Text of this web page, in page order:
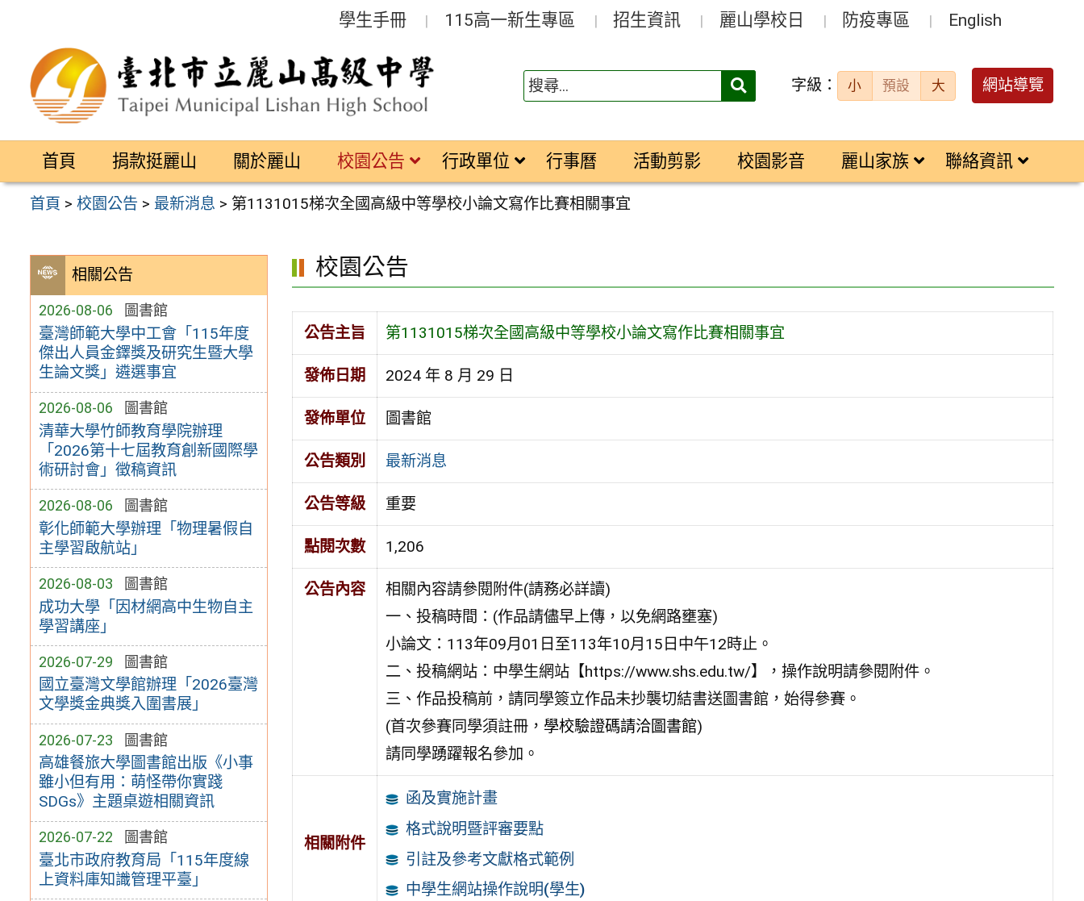
區
學生手冊 115高一新生專區 招生資訊 麗山學校日 防疫專區 English
搜
字級： 小 預設 大 網站導覽
首頁 捐款挺麗山 關於麗山 校園公告 行政單位 行事曆 活動剪影 校園影音 麗山家族 聯絡資訊
首頁 >校園公告 > 最新消息 > 第1131015梯次全國高級中等學校小論文寫作比賽相關事宜
相關公告
2026-08-06 圖書館
臺灣師範大學中工會「115年度
傑出人員金鐸獎及研究生暨大學
生論文獎」遴選事宜
2026-08-06 圖書館
清華大學竹師教育學院辦理
「2026第十七屆教育創新國際學
術研討會」徵稿資訊
2026-08-06 圖書館
彰化師範大學辦理「物理暑假自
主學習啟航站」
2026-08-03 圖書館
成功大學「因材網高中生物自主
學習講座」
2026-07-29 圖書館
國立臺灣文學館辦理「2026臺灣
文學獎金典獎入圍書展」
2026-07-23 圖書館
高雄餐旅大學圖書館出版《小事
雖小但有用：萌怪帶你實踐
SDGs》主題桌遊相關資訊
2026-07-22 圖書館
臺北市政府教育局「115年度線
上資料庫知識管理平臺」
校園公告
公告主旨 第1131015梯次全國高級中等學校小論文寫作比賽相關事宜
發佈日期 2024 年 8 月 29 日
發佈單位 圖書館
公告類別 最新消息
公告等級 重要
點閱次數 1,206
公告內容
相關內容請參閱附件(請務必詳讀)
一、投稿時間：(作品請儘早上傳，以免網路壅塞)
小論文：113年09月01日至113年10月15日中午12時止。
二、投稿網站：中學生網站【https://www.shs.edu.tw/】，操作說明請參閱附件。
三、作品投稿前，請同學簽立作品未抄襲切結書送圖書館，始得參賽。
(首次參賽同學須註冊， 學校驗證碼請洽圖書館)
請同學踴躍報名參加。
相關附件
函及實施計畫
格式說明暨評審要點
引註及參考文獻格式範例
中學生網站操作說明(學生)